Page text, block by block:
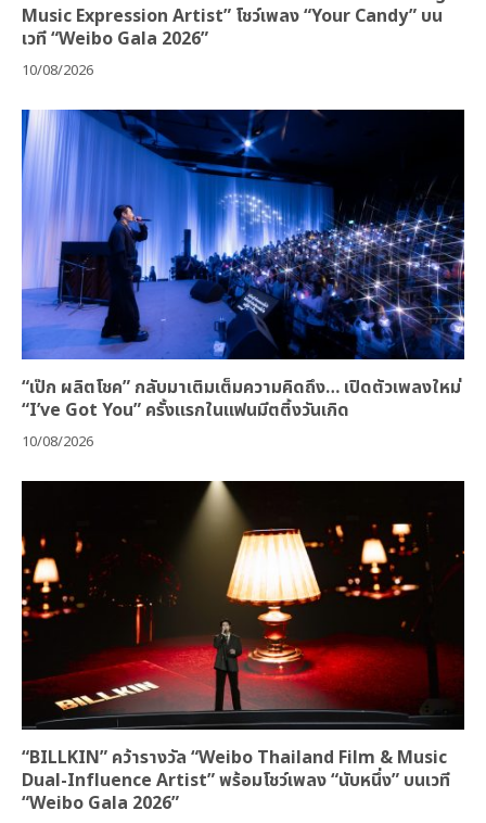
Music Expression Artist” โชว์เพลง “Your Candy” บน
เวที “Weibo Gala 2026”
10/08/2026
“เป๊ก ผลิตโชค” กลับมาเติมเต็มความคิดถึง… เปิดตัวเพลงใหม่
“I’ve Got You” ครั้งแรกในแฟนมีตติ้งวันเกิด
10/08/2026
“BILLKIN” คว้ารางวัล “Weibo Thailand Film & Music
Dual-Influence Artist” พร้อมโชว์เพลง “นับหนึ่ง” บนเวที
“Weibo Gala 2026”